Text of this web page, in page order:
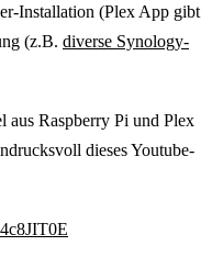
Installation (Plex App gibt
(z.B. diverse Synology-
aus Raspberry Pi und Plex
dieses Youtube-